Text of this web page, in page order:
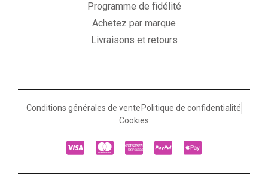
Programme de fidélité
Achetez par marque
Livraisons et retours
Conditions générales de vente Politique de confidentialité
Cookies